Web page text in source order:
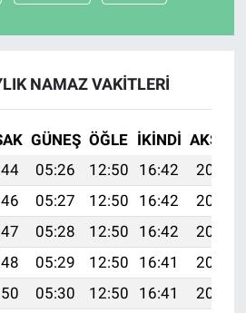
NAMAZ VAKITLERI
GÜNEŞ ÖĞLE İKINDI AKŞAM
05:26 12:50 16:42
20:03
05:27 12:50 16:42
20:02
05:28 12:50 16:42
20:01
05:29 12:50 16:41
20:01
05:30 12:50 16:41
20:00